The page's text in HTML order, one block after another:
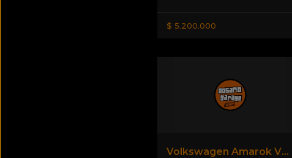
$ 5.200.000
Volkswagen Amarok V6 Extreme 3.0 Tdi 4x4